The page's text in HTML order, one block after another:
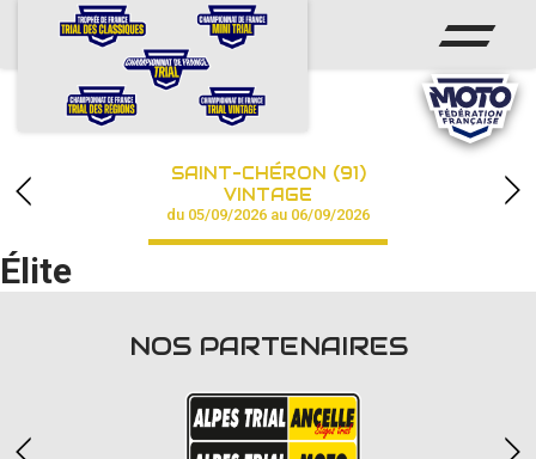
ACCUEIL
CALENDRIER
CHAMPIONNAT
RÉSULTATS
PHOTOS / VIDÉOS
PARTENAIRES
SAINT-CHÉRON (91)
VINTAGE
du 05/09/2026 au 06/09/2026
Élite
NOS PARTENAIRES